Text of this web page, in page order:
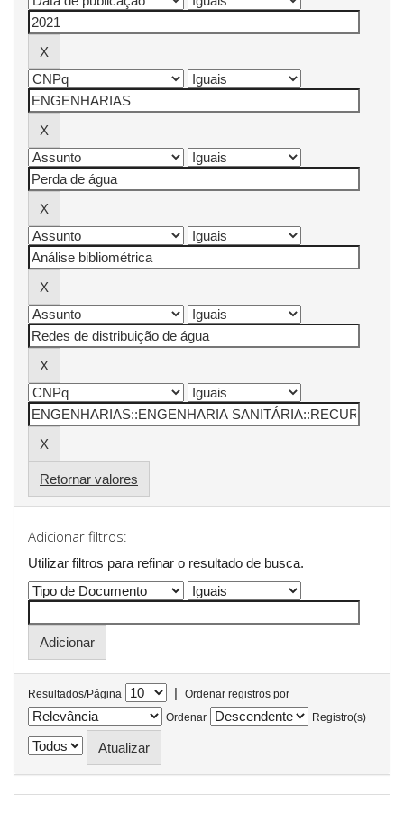
Retornar valores
Adicionar filtros:
Utilizar filtros para refinar o resultado de busca.
Resultados/Página |
Ordenar registros por
Ordenar
Registro(s)